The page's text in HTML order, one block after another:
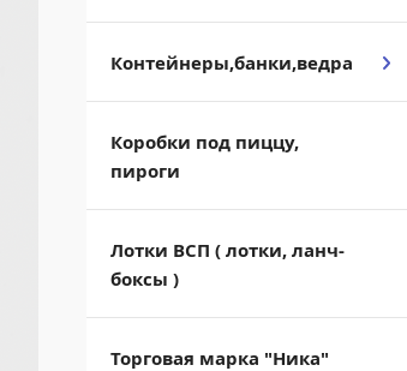
Контейнеры,банки,ведра
Коробки под пиццу,
пироги
Лотки ВСП ( лотки, ланч-
боксы )
Торговая марка "Ника"